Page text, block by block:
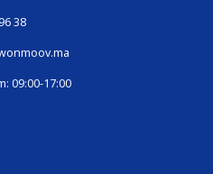
38
09:00-17:00